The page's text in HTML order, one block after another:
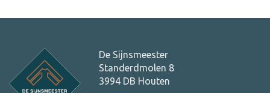
De Sijnsmeester
Standerdmolen 8
3994 DB Houten